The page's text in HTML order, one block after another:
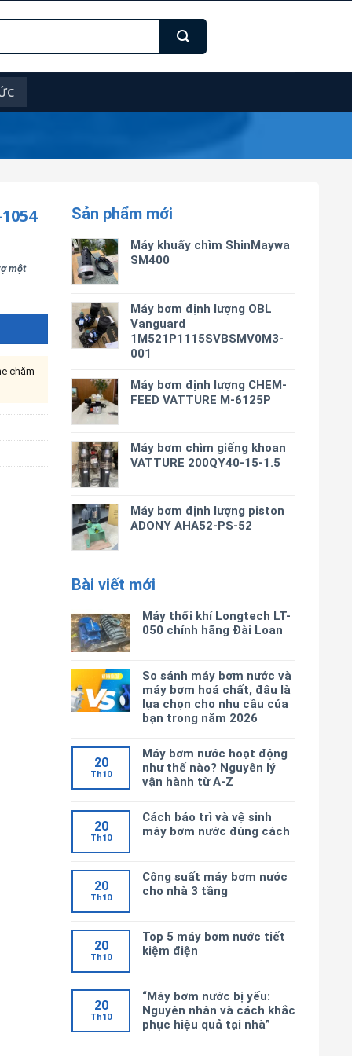
Sản phẩm mới
Máy khuấy chìm ShinMaywa
SM400
Máy bơm định lượng OBL
Vanguard
1M521P1115SVBSMV0M3-
001
Máy bơm định lượng CHEM-
FEED VATTURE M-6125P
Máy bơm chìm giếng khoan
VATTURE 200QY40-15-1.5
Máy bơm định lượng piston
ADONY AHA52-PS-52
Bài viết mới
Máy thổi khí Longtech LT-
050 chính hãng Đài Loan
So sánh máy bơm nước và
máy bơm hoá chất, đâu là
lựa chọn cho nhu cầu của
bạn trong năm 2026
20
Th10
Máy bơm nước hoạt động
như thế nào? Nguyên lý
vận hành từ A-Z
20
Th10
Cách bảo trì và vệ sinh
máy bơm nước đúng cách
20
Th10
Công suất máy bơm nước
cho nhà 3 tầng
20
Th10
Top 5 máy bơm nước tiết
kiệm điện
20
Th10
“Máy bơm nước bị yếu:
Nguyên nhân và cách khắc
phục hiệu quả tại nhà”
một
chăm